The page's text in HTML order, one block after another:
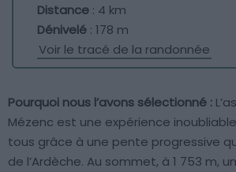
Distance : 4 km
Dénivelé : 178 m
Voir le tracé de la randonnée
Pourquoi nous l’avons sélectionné :
Mézenc est une expérience
tous grâce à une pente progressive
de l’Ardèche. Au sommet, à 1 753 m,